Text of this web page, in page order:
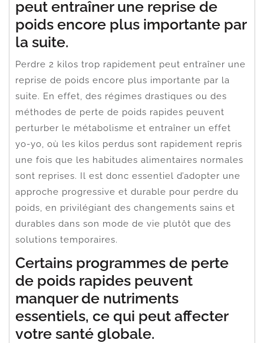
peut entraîner une reprise de
poids encore plus importante par
la suite.
Perdre 2 kilos trop rapidement peut entraîner une
reprise de poids encore plus importante par la
suite. En effet, des régimes drastiques ou des
méthodes de perte de poids rapides peuvent
perturber le métabolisme et entraîner un effet
yo-yo, où les kilos perdus sont rapidement repris
une fois que les habitudes alimentaires normales
sont reprises. Il est donc essentiel d’adopter une
approche progressive et durable pour perdre du
poids, en privilégiant des changements sains et
durables dans son mode de vie plutôt que des
solutions temporaires.
Certains programmes de perte
de poids rapides peuvent
manquer de nutriments
essentiels, ce qui peut affecter
votre santé globale.